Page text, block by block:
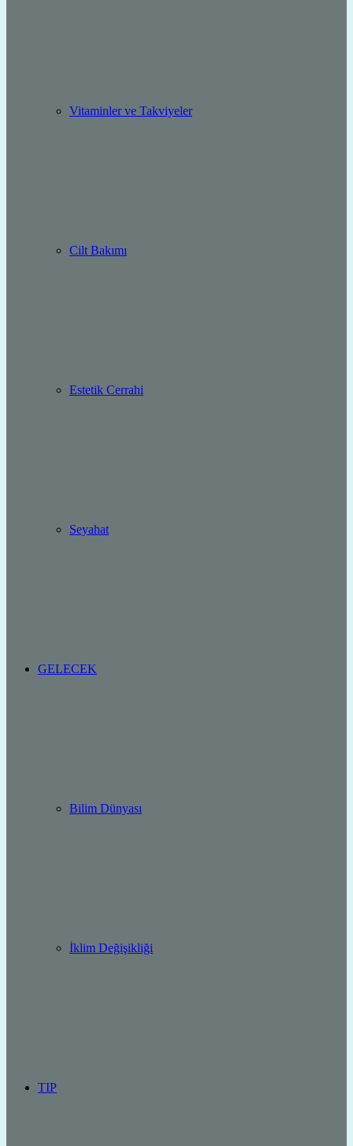
Vitaminler ve Takviyeler
Cilt Bakımı
Estetik Cerrahi
Seyahat
GELECEK
Bilim Dünyası
İklim Değişikliği
TIP